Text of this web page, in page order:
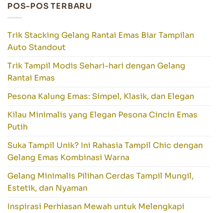
POS-POS TERBARU
Trik Stacking Gelang Rantai Emas Biar Tampilan
Auto Standout
Trik Tampil Modis Sehari-hari dengan Gelang
Rantai Emas
Pesona Kalung Emas: Simpel, Klasik, dan Elegan
Kilau Minimalis yang Elegan Pesona Cincin Emas
Putih
Suka Tampil Unik? Ini Rahasia Tampil Chic dengan
Gelang Emas Kombinasi Warna
Gelang Minimalis Pilihan Cerdas Tampil Mungil,
Estetik, dan Nyaman
Inspirasi Perhiasan Mewah untuk Melengkapi